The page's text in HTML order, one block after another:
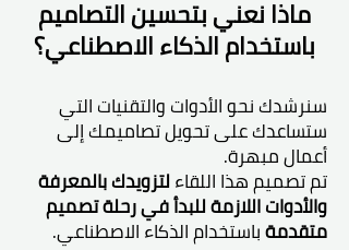
ماذا نعني بتحسين التصاميم
باستخدام الذكاء الاصطناعي؟
سنرشدك نحو الأدوات والتقنيات التي
ستساعدك على تحويل تصاميمك إلى
أعمال مبهرة.
تم تصميم هذا اللقاءلتزويدك بالمعرفة
والأدوات اللازمة للبدأ في رحلة تصميم
متقدمةباستخدام الذكاء الاصطناعي.